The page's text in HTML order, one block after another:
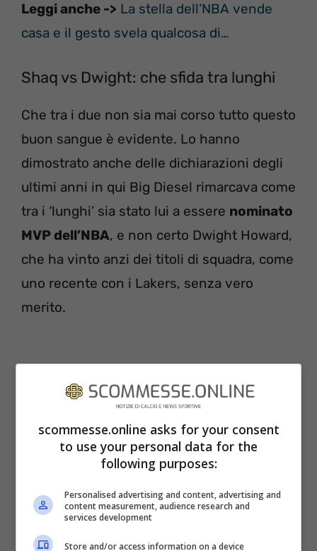
Leggi anche -> La stella dell’NBA vende
casa e il gesto svela qualcosa di…
Shaq vs Dwight: che sfida tra lunghi
Che tra i due non sia mai corso tutto questo
buon sangue è evidente. Lo hanno
dimostrato anche delle dichiarazioni degli
ultimi anni in qui Big Diesel rimarcava come
tra i ‘lunghi’ sia stato lui a essere nominato
MVP dell’NBA, e non certo Dwight Howard,
che ha vinto anzi dei titoli di squadra, come
uno recente con i Lakers, senza vero
merito.
scommesse.online asks for your consent
to use your personal data for the
following purposes:
Personalised advertising and content, advertising and
content measurement, audience research and
services development
Store and/or access information on a device